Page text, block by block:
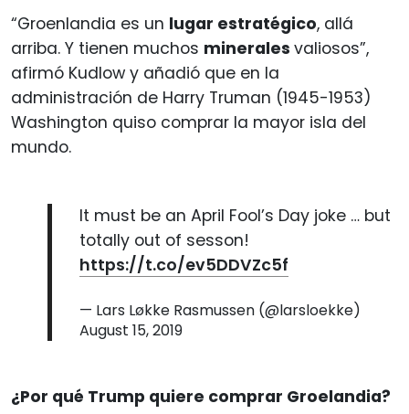
“Groenlandia es un lugar estratégico, allá
arriba. Y tienen muchos minerales valiosos”,
afirmó Kudlow y añadió que en la
administración de Harry Truman (1945-1953)
Washington quiso comprar la mayor isla del
mundo.
It must be an April Fool’s Day joke … but
totally out of sesson!
https://t.co/ev5DDVZc5f
— Lars Løkke Rasmussen (@larsloekke)
August 15, 2019
¿Por qué Trump quiere comprar Groelandia?